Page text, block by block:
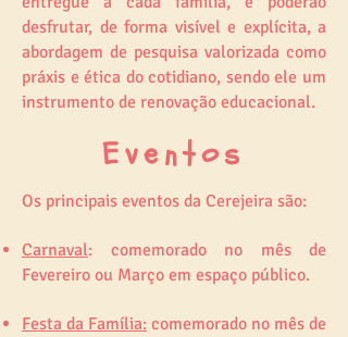
desfrutar, de forma visível e explícita, a
abordagem de pesquisa valorizada como
práxis e ética do cotidiano, sendo ele um
instrumento de renovação educacional.
Eventos
Os principais eventos da Cerejeira são:
Carnaval: comemorado no mês de
Fevereiro ou Março em espaço público.
Festa da Família: comemorado no mês de